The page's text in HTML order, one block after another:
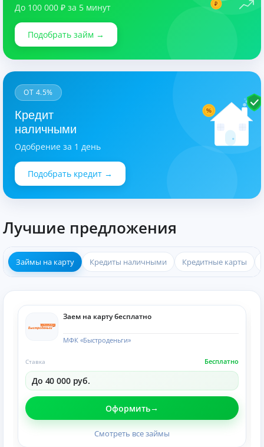
₽
До 100 000 ₽ за 5 минут
Подобрать займ →
%
ОТ 4.5%
Кредит
наличными
Одобрение за 1 день
Подобрать кредит →
Лучшие предложения
Займы на карту Кредиты наличными Кредитные карты
Заем на карту бесплатно
МФК «Быстроденьги»
Бесплатно
Ставка
До 40 000 руб.
Оформить
Смотреть все займы